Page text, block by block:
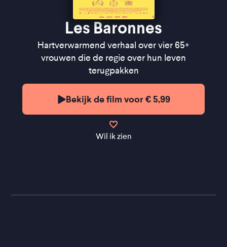
Les Baronnes
Hartverwarmend verhaal over vier 65+
vrouwen die de regie over hun leven
terugpakken
Bekijk de film voor € 5,99
Wil ik zien